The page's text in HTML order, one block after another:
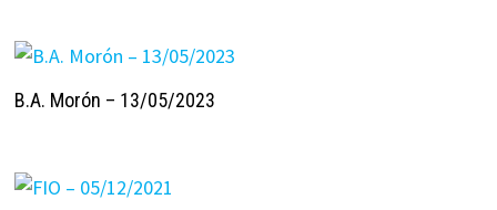
B.A. Morón – 13/05/2023